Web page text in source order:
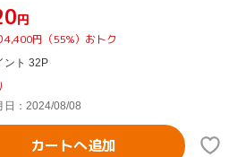
円
4,400円（55%）おトク
ント 32P
日：2024/08/08
カートへ追加